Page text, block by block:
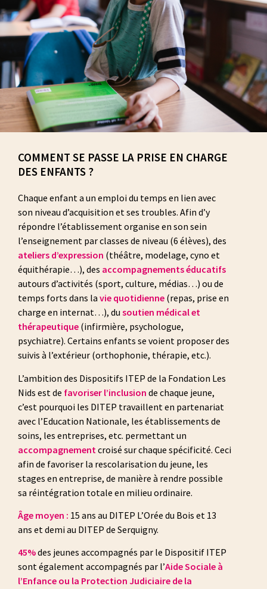
COMMENT SE PASSE LA PRISE EN CHARGE
DES ENFANTS ?
Chaque enfant a un emploi du temps en lien avec
son niveau d’acquisition et ses troubles. Afin d’y
répondre l’établissement organise en son sein
l’enseignement par classes de niveau (6 élèves), des
ateliers d’expression (théâtre, modelage, cyno et
équithérapie…), des accompagnements éducatifs
autours d’activités (sport, culture, médias…) ou de
temps forts dans la vie quotidienne (repas, prise en
charge en internat…), du soutien médical et
thérapeutique (infirmière, psychologue,
psychiatre). Certains enfants se voient proposer des
suivis à l’extérieur (orthophonie, thérapie, etc.).
L’ambition des Dispositifs ITEP de la Fondation Les
Nids est de favoriser l’inclusion de chaque jeune,
c’est pourquoi les DITEP travaillent en partenariat
avec l’Education Nationale, les établissements de
soins, les entreprises, etc. permettant un
accompagnement croisé sur chaque spécificité. Ceci
afin de favoriser la rescolarisation du jeune, les
stages en entreprise, de manière à rendre possible
sa réintégration totale en milieu ordinaire.
Âge moyen : 15 ans au DITEP L’Orée du Bois et 13
ans et demi au DITEP de Serquigny.
45%des jeunes accompagnés par le Dispositif ITEP
sont également accompagnés par l’Aide Sociale à
l’Enfance ou la Protection Judiciaire de la